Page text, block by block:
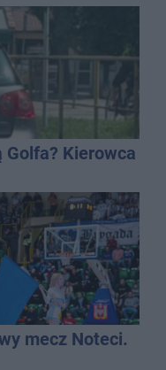
Golfa? Kierowca
mecz Noteci.